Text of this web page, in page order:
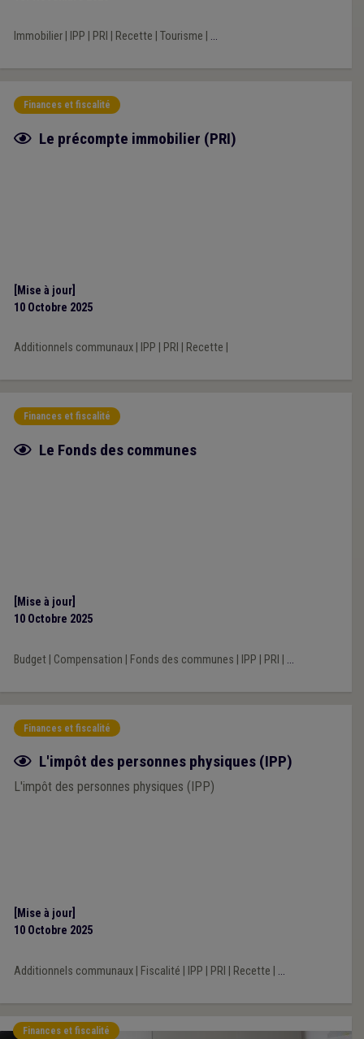
Immobilier| IPP PRI Recette Tourisme ...
Finances et fiscalité
Fiche focus
Le précompte immobilier (PRI)
[Mise à jour]
10 Octobre 2025
Additionnels communaux| IPP PRI Recette
Finances et fiscalité
Fiche focus
Le Fonds des communes
[Mise à jour]
10 Octobre 2025
Budget| Compensation Fonds des communes IPP PRI ...
Finances et fiscalité
Fiche focus
L'impôt des personnes physiques (IPP)
L'impôt des personnes physiques (IPP)
[Mise à jour]
10 Octobre 2025
Additionnels communaux| Fiscalité IPP PRI Recette ...
Finances et fiscalité